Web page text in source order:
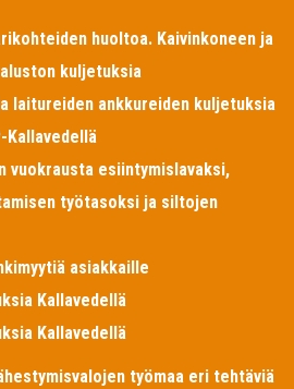
huoltoa. Kaivinkoneen ja
kuljetuksia
laitureiden ankkureiden kuljetuksia
Kallavedellä
vuokrausta esiintymislavaksi,
työtasoksi ja siltojen
asiakkaille
Kallavedellä
Kallavedellä
työmaa eri tehtäviä